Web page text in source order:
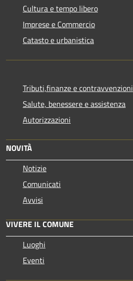
Cultura e tempo libero
Imprese e Commercio
Catasto e urbanistica
Tributi,finanze e contravvenzioni
Salute, benessere e assistenza
Autorizzazioni
NOVITÀ
Notizie
Comunicati
Avvisi
VIVERE IL COMUNE
Luoghi
Eventi